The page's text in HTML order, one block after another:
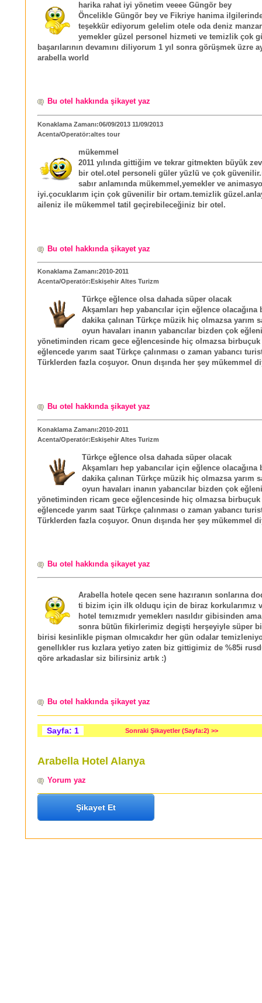
harika rahat iyi yönetim veeee Güngör bey
Öncelikle Güngör bey ve Fikriye hanima
teşekkür ediyorum gelelim otele oda deniz
yemekler güzel personel hizmeti ve temizlik çok
başarılarının devamını diliyorum 1 yıl sonra görüşmek üzre
arabella world
Bu otel hakkında şikayet yaz
Konaklama Zamanı:06/09/2013 11/09/2013
Acenta/Operatör:altes tour
mükemmel
2011 yılında gittiğim ve tekrar gitmekten büyük
bir otel.otel personeli güler yüzlü ve çok
sabır anlamında mükemmel,yemekler ve
iyi.çocuklarım için çok güvenilir bir ortam.temizlik
aileniz ile mükemmel tatil geçirebileceğiniz bir otel.
Bu otel hakkında şikayet yaz
Konaklama Zamanı:2010-2011
Acenta/Operatör:Eskişehir Altes Turizm
Türkçe eğlence olsa dahada süper olacak
Akşamları hep yabancılar için eğlence olacağına
dakika çalınan Türkçe müzik hiç olmazsa yarım
oyun havaları inanın yabancılar bizden çok
yönetiminden ricam gece eğlencesinde hiç olmazsa birbuçuk
eğlencede yarım saat Türkçe çalınması o zaman yabancı
Türklerden fazla coşuyor. Onun dışında her şey mükemmel
Bu otel hakkında şikayet yaz
Konaklama Zamanı:2010-2011
Acenta/Operatör:Eskişehir Altes Turizm
Türkçe eğlence olsa dahada süper olacak
Akşamları hep yabancılar için eğlence olacağına
dakika çalınan Türkçe müzik hiç olmazsa yarım
oyun havaları inanın yabancılar bizden çok
yönetiminden ricam gece eğlencesinde hiç olmazsa birbuçuk
eğlencede yarım saat Türkçe çalınması o zaman yabancı
Türklerden fazla coşuyor. Onun dışında her şey mükemmel
Bu otel hakkında şikayet yaz
Arabella hotele qecen sene hazıranın sonlarına
ti bizim için ilk olduqu için de biraz korkularımız
hotel temızmıdr yemeklerı nasıldır gibisinden
sonra bütün fikirlerimiz degişti herşeyiyle süper
birisi kesinlikle pişman olmıcakdır her gün odalar
genellıkler rus kızlara yetiyo zaten biz gittigimiz de %85i
qöre arkadaslar siz bilirsiniz artık :)
Bu otel hakkında şikayet yaz
Sayfa: 1 Sonraki Şikayetler (Sayfa:2) >>
Arabella Hotel Alanya
Yorum yaz
Şikayet Et